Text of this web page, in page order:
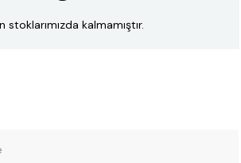
stoklarımızda kalmamıştır.